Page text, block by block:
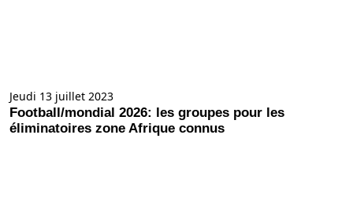
Jeudi 13 juillet 2023
Football/mondial 2026: les groupes pour les
éliminatoires zone Afrique connus